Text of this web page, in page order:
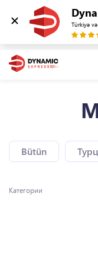
Türkiyə
Bütün
Категории